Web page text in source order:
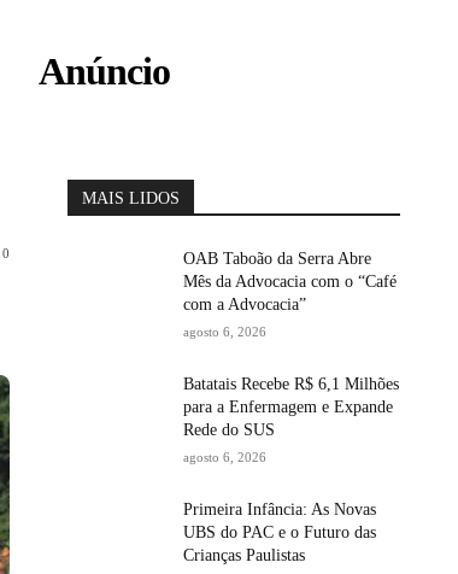
0
Anúncio
MAIS LIDOS
OAB Taboão da Serra Abre
Mês da Advocacia com o “Café
com a Advocacia”
agosto 6, 2026
Batatais Recebe R$ 6,1 Milhões
para a Enfermagem e Expande
Rede do SUS
agosto 6, 2026
Primeira Infância: As Novas
UBS do PAC e o Futuro das
Crianças Paulistas